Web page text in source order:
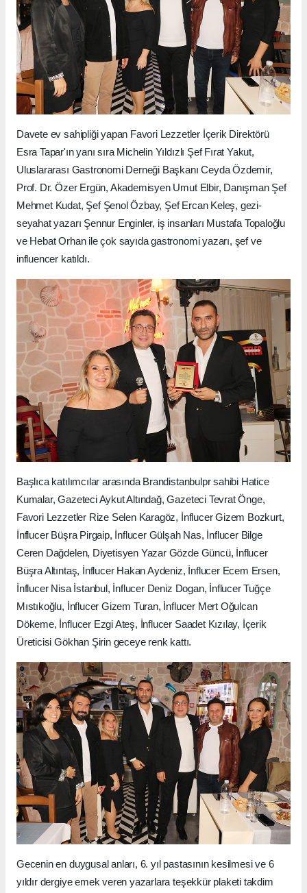
Davete ev sahipliği yapan Favori Lezzetler İçerik Direktörü
Esra Tapar'ın yanı sıra Michelin Yıldızlı Şef Fırat Yakut,
Uluslararası Gastronomi Derneği Başkanı Ceyda Özdemir,
Prof. Dr. Özer Ergün, Akademisyen Umut Elbir, Danışman Şef
Mehmet Kudat, Şef Şenol Özbay, Şef Ercan Keleş, gezi-
seyahat yazarı Şennur Enginler, iş insanları Mustafa Topaloğlu
ve Hebat Orhan ile çok sayıda gastronomi yazarı, şef ve
influencer katıldı.
Başlıca katılımcılar arasında Brandistanbulpr sahibi Hatice
Kumalar, Gazeteci Aykut Altındağ, Gazeteci Tevrat Önge,
Favori Lezzetler Rize Selen Karagöz, İnflucer Gizem Bozkurt,
İnflucer Büşra Pirgaip, İnflucer Gülşah Nas, İnflucer Bilge
Ceren Dağdelen, Diyetisyen Yazar Gözde Güncü, İnflucer
Büşra Altıntaş, İnflucer Hakan Aydeniz, İnflucer Ecem Ersen,
İnflucer Nisa İstanbul, İnflucer Deniz Dogan, İnflucer Tuğçe
Mıstıkoğlu, İnflucer Gizem Turan, İnflucer Mert Oğulcan
Dökeme, İnflucer Ezgi Ateş, İnflucer Saadet Kızılay, İçerik
Üreticisi Gökhan Şirin geceye renk kattı.
Gecenin en duygusal anları, 6. yıl pastasının kesilmesi ve 6
yıldır dergiye emek veren yazarlara teşekkür plaketi takdim